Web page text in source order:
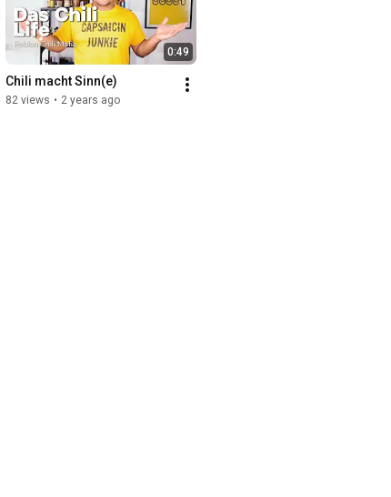
0:49
Chili macht Sinn(e)
82 views • 2 years ago